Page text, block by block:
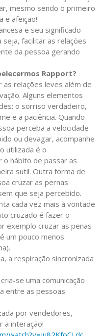
mesmo sendo o primeiro
e afeição!
e seu significado
seja, facilitar as relações
da pessoa gerando
Rapport?
as relações leves além de
Alguns elementos
o sorriso verdadeiro,
e a paciência. Quando
perceba a velocidade
ou devagar, acompanhe
utilizada é o
hábito de passar as
sutil. Outra forma de
cruzar as pernas
que seja percebido.
cada vez mais à vontade
cruzado é fazer o
exemplo cruzar as penas
um pouco menos
a respiração sincronizada
se uma comunicação
entre as pessoas
por vendedores,
a interação!